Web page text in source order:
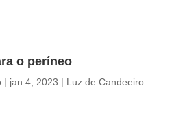
o períneo
| jan 4, 2023 | Luz de Candeeiro